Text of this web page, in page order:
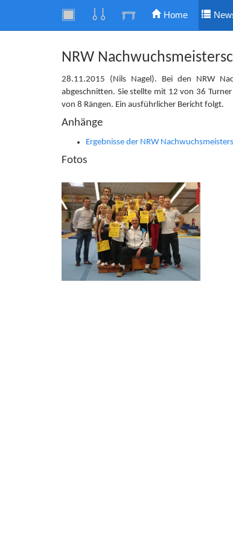
Home
NRW
28.11.2015 (Nils Nagel). Bei den NRW
abgeschnitten. Sie stellte mit 12 von 36
von 8 Rängen. Ein ausführlicher Bericht folgt.
Anhänge
Ergebnisse der NRW
Fotos